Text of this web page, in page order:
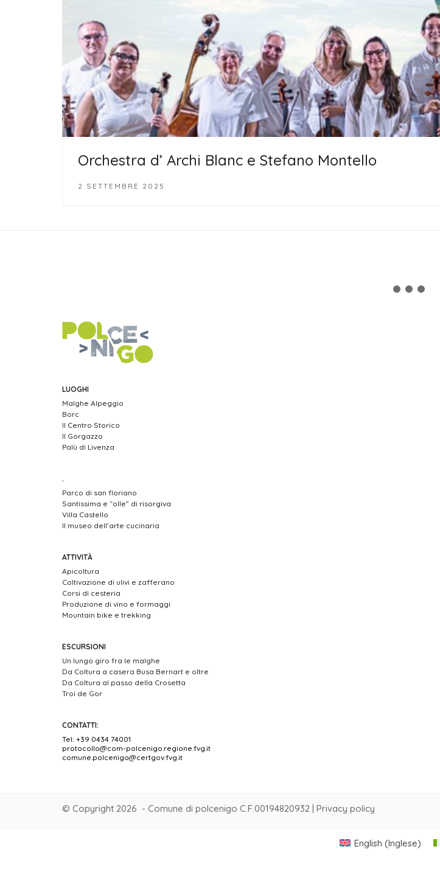
Orchestra d’ Archi Blanc e Stefano Montello
2 SETTEMBRE 2025
LUOGHI
Malghe Alpeggio
Borc
Il Centro Storico
Il Gorgazzo
Palù di Livenza
.
Parco di san floriano
Santissima e “olle” di risorgiva
Villa Castello
Il museo dell’arte cucinaria
ATTIVITÀ
Apicoltura
Coltivazione di ulivi e zafferano
Corsi di cesteria
Produzione di vino e formaggi
Mountain bike e trekking
ESCURSIONI
Un lungo giro fra le malghe
Da Coltura a casera Busa Bernart e oltre
Da Coltura al passo della Crosetta
Troi de Gor
CONTATTI:
Tel: +39 0434 74001
protocollo@com-polcenigo.regione.fvg.it
comune.polcenigo@certgov.fvg.it
© Copyright 2026 - Comune di polcenigo C.F.00194820932 | Privacy policy
English (Inglese)